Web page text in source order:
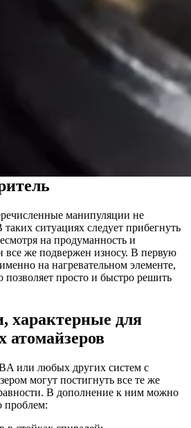
манипуляции не
таких ситуациях следует прибегнуть
на продуманность и
все же подвержен износу. В первую
на нагревательном элементе,
позволяет просто и быстро решить
характерные для
атомайзеров
или любых других систем с
могут постигнуть все те же
В дополнение к ним можно
проблем: